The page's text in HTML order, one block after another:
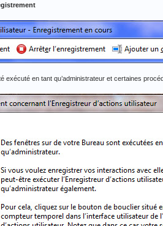
exécuté en tant qu’administrateur et certaines